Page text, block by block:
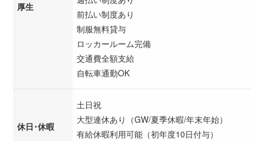
厚生
前払い制度あり
制服無料貸与
ロッカールーム完備
交通費全額支給
自転車通勤OK
休日･休暇
土日祝
大型連休あり（GW/夏季休暇/年末年始）
有給休暇利用可能（初年度10日付与）